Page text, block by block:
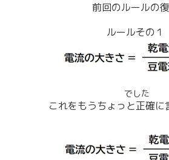
前回のルールの
ルールその１
でした
これをもうちょっと正確に